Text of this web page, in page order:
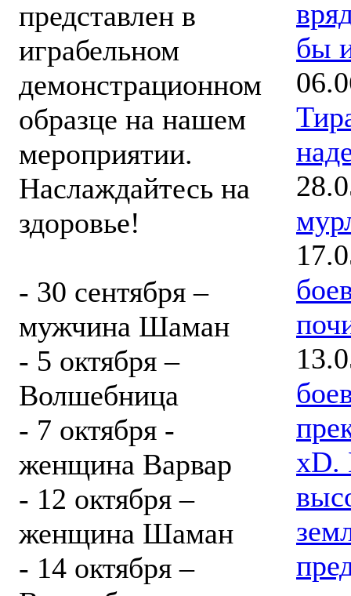
представлен в
играбельном
демонстрационном
образце на нашем
мероприятии.
Наслаждайтесь на
здоровье!
- 30 сентября –
мужчина Шаман
- 5 октября –
Волшебница
- 7 октября -
женщина Варвар
- 12 октября –
женщина Шаман
- 14 октября –
бы
xD.